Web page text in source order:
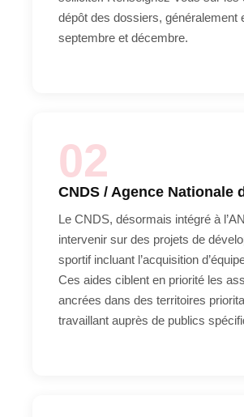
dépôt des dossiers, généralement
septembre et décembre.
02
CNDS / Agence Nationale
Le CNDS, désormais intégré à
intervenir sur des projets de
sportif incluant l’acquisition
Ces aides ciblent en priorité les
ancrées dans des territoires
travaillant auprès de publics